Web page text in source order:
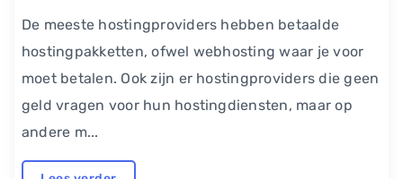
De meeste hostingproviders hebben betaalde
hostingpakketten, ofwel webhosting waar je voor
moet betalen. Ook zijn er hostingproviders die geen
geld vragen voor hun hostingdiensten, maar op
andere m...